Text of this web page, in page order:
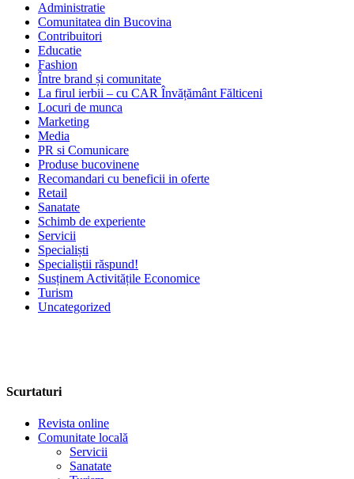
Administratie
Comunitatea din Bucovina
Contribuitori
Educatie
Fashion
Între brand și comunitate
La firul ierbii – cu CAR Învățământ Fălticeni
Locuri de munca
Marketing
Media
PR si Comunicare
Produse bucovinene
Recomandari cu beneficii in oferte
Retail
Sanatate
Schimb de experiente
Servicii
Specialiști
Specialiștii răspund!
Susținem Activitățile Economice
Turism
Uncategorized
Scurtaturi
Revista online
Comunitate locală
Servicii
Sanatate